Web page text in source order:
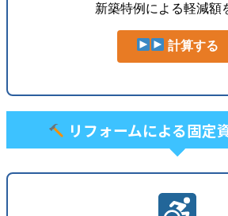
新築特例による軽減額
計算する
リフォームによる固定